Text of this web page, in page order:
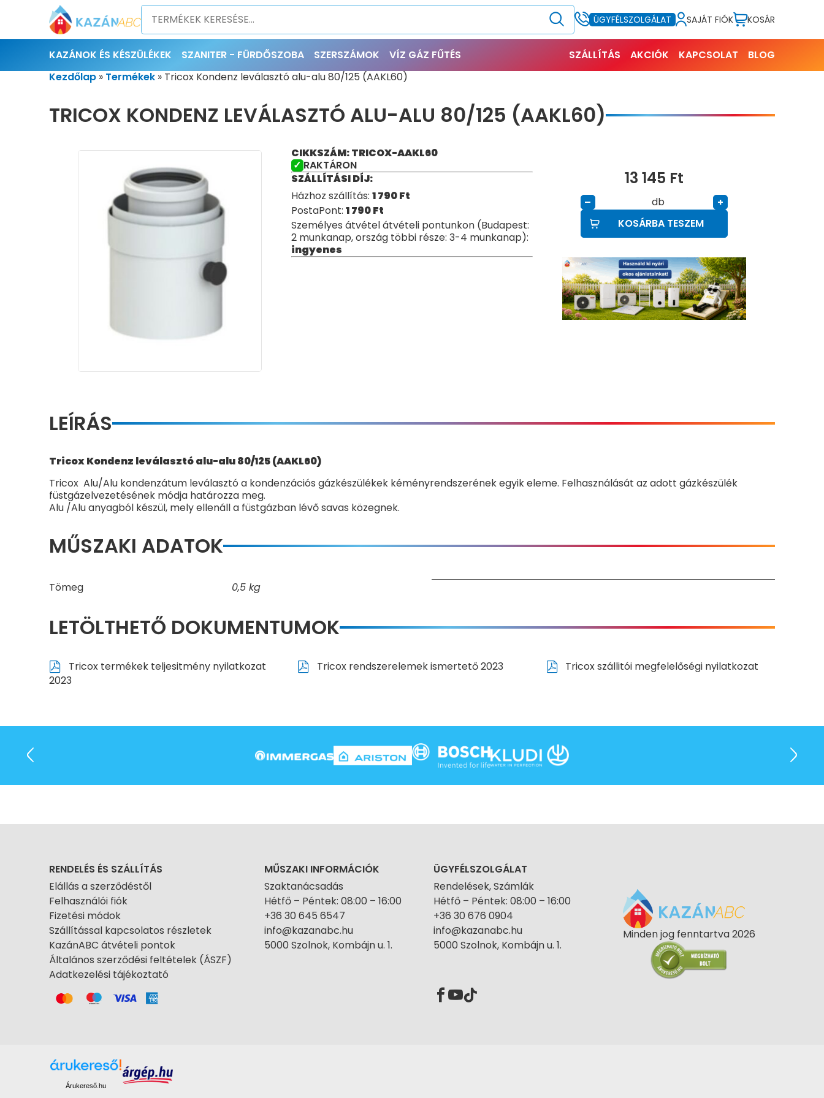
ÜGYFÉLSZOLGÁLAT SAJÁT FIÓK KOSÁR
KAZÁNOK ÉS KÉSZÜLÉKEK SZANITER - FÜRDŐSZOBA SZERSZÁMOK VÍZ GÁZ FŰTÉS SZÁLLÍTÁS AKCIÓK KAPCSOLAT
BLOG
Kezdőlap » Termékek » Tricox Kondenz leválasztó alu-alu 80/125 (AAKL60)
TRICOX KONDENZ LEVÁLASZTÓ ALU-ALU 80/125 (AAKL60)
CIKKSZÁM: TRICOX-AAKL60
RAKTÁRON
SZÁLLÍTÁSI DÍJ:
Házhoz szállítás: 1 790Ft
PostaPont: 1 790Ft
Személyes átvétel átvételi pontunkon (Budapest:
2 munkanap, ország többi része: 3-4 munkanap):
ingyenes
13 145 Ft
– db
+
KOSÁRBA TESZEM
LEÍRÁS
Tricox Kondenz leválasztó alu-alu 80/125 (AAKL60)
Tricox Alu/Alu kondenzátum leválasztó a kondenzációs gázkészülékek kéményrendszerének egyik eleme. Felhasználását az adott gázkészülék
füstgázelvezetésének módja határozza meg.
Alu /Alu anyagból készül, mely ellenáll a füstgázban lévő savas közegnek.
MŰSZAKI ADATOK
Tömeg 0,5 kg
LETÖLTHETŐ DOKUMENTUMOK
Tricox termékek teljesitmény nyilatkozat
2023
Tricox rendszerelemek ismertető 2023 Tricox szállitói megfelelőségi nyilatkozat
RENDELÉS ÉS SZÁLLÍTÁS
Elállás a szerződéstől
Felhasználói fiók
Fizetési módok
Szállítással kapcsolatos részletek
KazánABC átvételi pontok
Általános szerződési feltételek (ÁSZF)
Adatkezelési tájékoztató
MŰSZAKI INFORMÁCIÓK
Szaktanácsadás
Hétfő – Péntek: 08:00 – 16:00
+36 30 645 6547
info@kazanabc.hu
5000 Szolnok, Kombájn u. 1.
ÜGYFÉLSZOLGÁLAT
Rendelések, Számlák
Hétfő – Péntek: 08:00 – 16:00
+36 30 676 0904
info@kazanabc.hu
5000 Szolnok, Kombájn u. 1.
Minden jog fenntartva 2026
Árukereső.hu